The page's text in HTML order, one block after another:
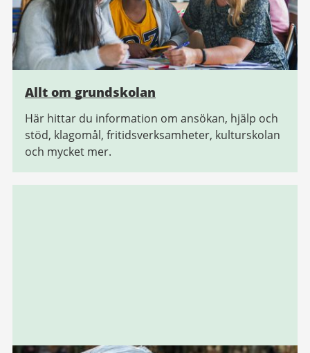
Allt om grundskolan
Här hittar du information om ansökan, hjälp och
stöd, klagomål, fritidsverksamheter, kulturskolan
och mycket mer.